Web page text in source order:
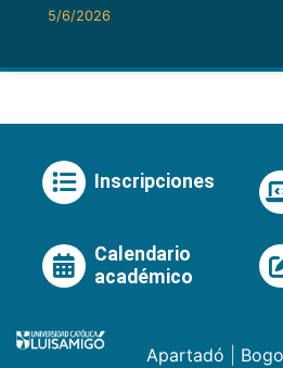
5/6/2026
Inscripciones
Calendario
académico
Apartadó